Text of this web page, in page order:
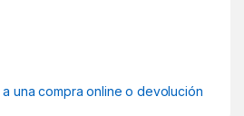
una compra online o devolución